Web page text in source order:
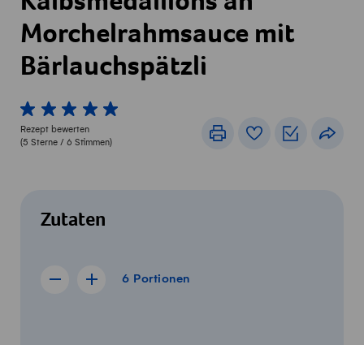
Morchelrahmsauce mit
Bärlauchspätzli
1 von 5 Sterne
2 von 5 Sterne
3 von 5 Sterne
4 von 5 Sterne
5 von 5 Sterne
Rezept bewerten
(5 Sterne / 6 Stimmen)
DruckenRezeptbuch
Zutaten
6 Portionen
Rezept für 5 Portionen anzeigen
Rezept für 7 Portionen anzeigen
6 Portionen